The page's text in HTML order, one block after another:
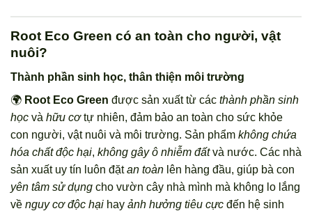
Root Eco Green có an toàn cho người, vật
nuôi?
Thành phần sinh học, thân thiện môi trường
🌍 Root Eco Green được sản xuất từ các thành phần sinh
học và hữu cơtự nhiên, đảm bảo an toàn cho sức khỏe
con người, vật nuôi và môi trường. Sản phẩm không chứa
hóa chất độc hại, không gây ô nhiễm đấtvà nước. Các nhà
sản xuất uy tín luôn đặtan toàn lên hàng đầu, giúp bà con
yên tâm sử dụng cho vườn cây nhà mình mà không lo lắng
về nguy cơ độc hại hay ảnh hưởng tiêu cực đến hệ sinh